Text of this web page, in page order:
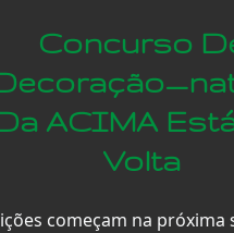
Concurso
ACIMA
Volta
começam na próxima